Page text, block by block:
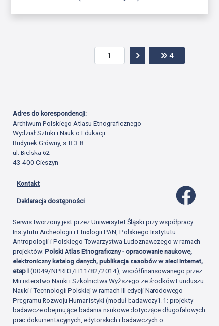
Przejdź do następnej
4Przejdź do
Adres do korespondencji:
Archiwum Polskiego Atlasu Etnograficznego
Wydział Sztuki i Nauk o Edukacji
Budynek Główny, s. B.3.8
ul. Bielska 62
43-400 Cieszyn
Kontakt
Deklaracja dostępności
Serwis tworzony jest przez Uniwersytet Śląski przy współpracy
Instytutu Archeologii i Etnologii PAN, Polskiego Instytutu
Antropologii i Polskiego Towarzystwa Ludoznawczego w ramach
projektów:Polski Atlas Etnograficzny - opracowanie naukowe,
elektroniczny katalog danych, publikacja zasobów w sieci Internet,
etap I(0049/NPRH3/H11/82/2014), współfinansowanego przez
Ministerstwo Nauki i Szkolnictwa Wyższego ze środków Funduszu
Nauki i Technologii Polskiej w ramach III edycji Narodowego
Programu Rozwoju Humanistyki (moduł badawczy1.1: projekty
badawcze obejmujące badania naukowe dotyczące długofalowych
prac dokumentacyjnych, edytorskich i badawczych o